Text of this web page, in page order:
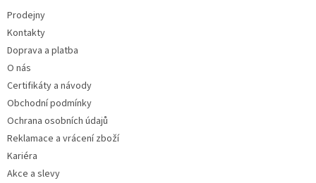
Prodejny
Kontakty
Doprava a platba
O nás
Certifikáty a návody
Obchodní podmínky
Ochrana osobních údajů
Reklamace a vrácení zboží
Kariéra
Akce a slevy